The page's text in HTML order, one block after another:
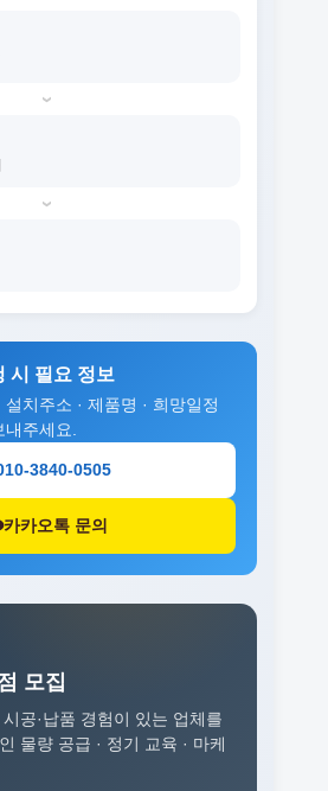
›
›
시 필요 정보
설치주소 · 제품명 · 희망일정
주세요.
3840-0505
카카오톡 문의
모집
공·납품 경험이 있는 업체를
물량 공급 · 정기 교육 · 마케